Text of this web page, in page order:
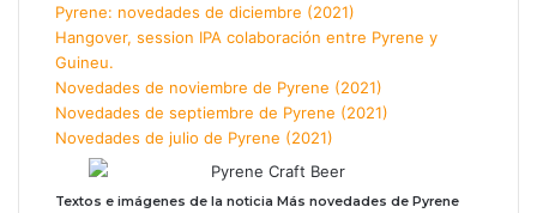
Pyrene: novedades de diciembre (2021)
Hangover, session IPA colaboración entre Pyrene y
Guineu.
Novedades de noviembre de Pyrene (2021)
Novedades de septiembre de Pyrene (2021)
Novedades de julio de Pyrene (2021)
Textos e imágenes de la noticia Más novedades de Pyrene